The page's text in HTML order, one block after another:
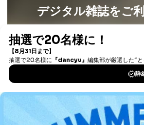
当社は、本人から、開示対象個人情報に
の通知を求められた場合には、遅滞な
す。ただし、以下①～④のいずれかに
利用目的の通知を行なうことはできませ
は、本人に遅滞無くその旨を通知すると
説明させていただきます。
①利用目的を本人に通知し、又は公表す
本人又は第三者の生命、身体、財産その
害するおそれがある場合
②利用目的を本人に通知し、又は公表す
当該事業者の権利又は正当な利益を害す
③国の機関又は地方公共団体が法令の定
デジタル雑誌をご
書籍）が無料で読み放
DOWNLOAD FOR IOS
DOWNLOAD FOR